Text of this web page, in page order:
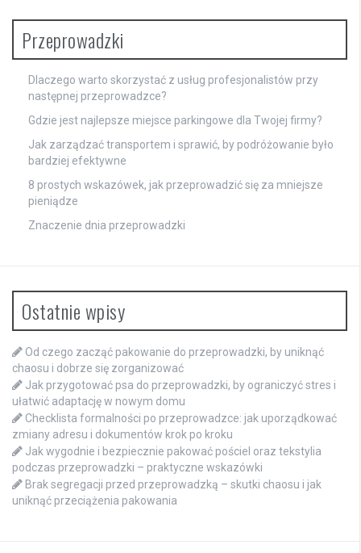
Przeprowadzki
Dlaczego warto skorzystać z usług profesjonalistów przy
następnej przeprowadzce?
Gdzie jest najlepsze miejsce parkingowe dla Twojej firmy?
Jak zarządzać transportem i sprawić, by podróżowanie było
bardziej efektywne
8 prostych wskazówek, jak przeprowadzić się za mniejsze
pieniądze
Znaczenie dnia przeprowadzki
Ostatnie wpisy
Od czego zacząć pakowanie do przeprowadzki, by uniknąć
chaosu i dobrze się zorganizować
Jak przygotować psa do przeprowadzki, by ograniczyć stres i
ułatwić adaptację w nowym domu
Checklista formalności po przeprowadzce: jak uporządkować
zmiany adresu i dokumentów krok po kroku
Jak wygodnie i bezpiecznie pakować pościel oraz tekstylia
podczas przeprowadzki – praktyczne wskazówki
Brak segregacji przed przeprowadzką – skutki chaosu i jak
uniknąć przeciążenia pakowania